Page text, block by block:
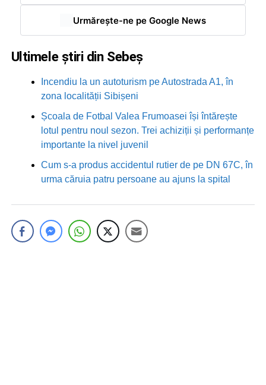
Urmărește-ne pe Google News
Ultimele știri din Sebeș
Incendiu la un autoturism pe Autostrada A1, în
zona localității Sibișeni
Școala de Fotbal Valea Frumoasei își întărește
lotul pentru noul sezon. Trei achiziții și performanțe
importante la nivel juvenil
Cum s-a produs accidentul rutier de pe DN 67C, în
urma căruia patru persoane au ajuns la spital